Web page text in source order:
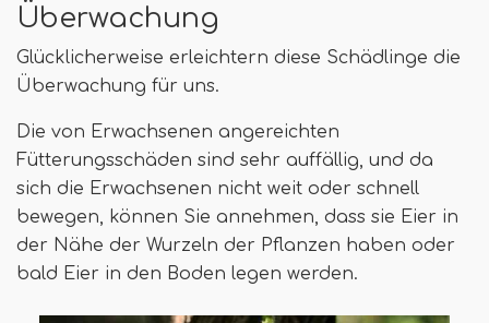
Überwachung
Glücklicherweise erleichtern diese Schädlinge die
Überwachung für uns.
Die von Erwachsenen angereichten
Fütterungsschäden sind sehr auffällig, und da
sich die Erwachsenen nicht weit oder schnell
bewegen, können Sie annehmen, dass sie Eier in
der Nähe der Wurzeln der Pflanzen haben oder
bald Eier in den Boden legen werden.